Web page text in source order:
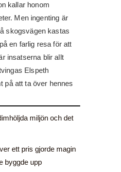
kallar honom
Men ingenting är
skogsvägen kastas
en farlig resa för att
insatserna blir allt
Elspeth
på att ta över hennes
miljön och det
ett pris gjorde magin
byggde upp